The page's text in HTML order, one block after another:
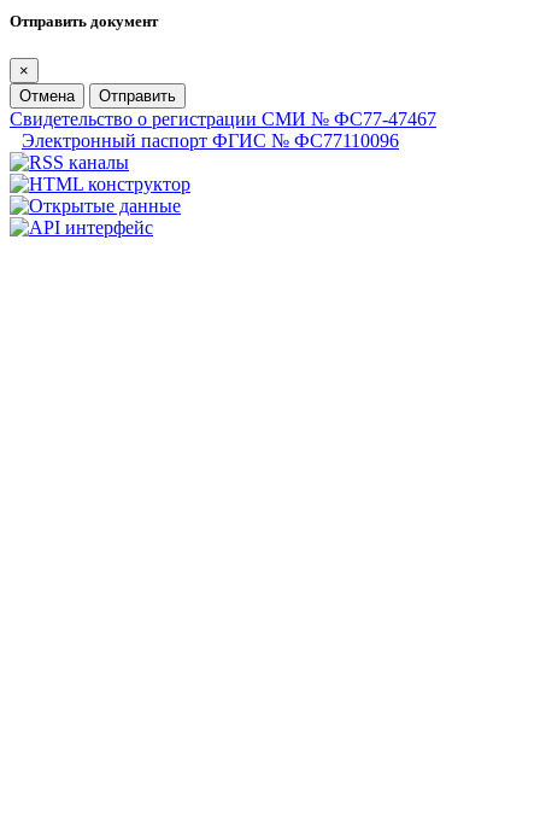
Отправить документ
×
Отмена
Отправить
Свидетельство о регистрации СМИ № ФС77-47467
Электронный паспорт ФГИС № ФС77110096